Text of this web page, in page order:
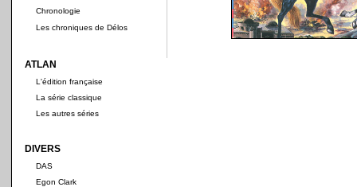
Chronologie
Les chroniques de Délos
ATLAN
L'édition française
La série classique
Les autres séries
DIVERS
DAS
Egon Clark